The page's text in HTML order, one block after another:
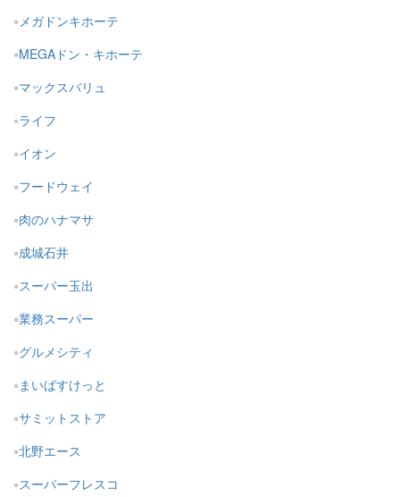
メガドンキホーテ
MEGAドン・キホーテ
マックスバリュ
ライフ
イオン
フードウェイ
肉のハナマサ
成城石井
スーパー玉出
業務スーパー
グルメシティ
まいばすけっと
サミットストア
北野エース
スーパーフレスコ